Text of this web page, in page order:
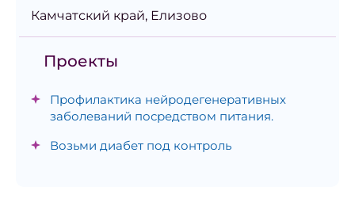
Камчатский край, Елизово
Проекты
Профилактика нейродегенеративных
заболеваний посредством питания.
Возьми диабет под контроль